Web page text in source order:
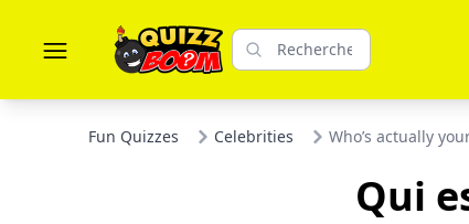
Fun Quizzes Celebrities Who’s actually
Qui